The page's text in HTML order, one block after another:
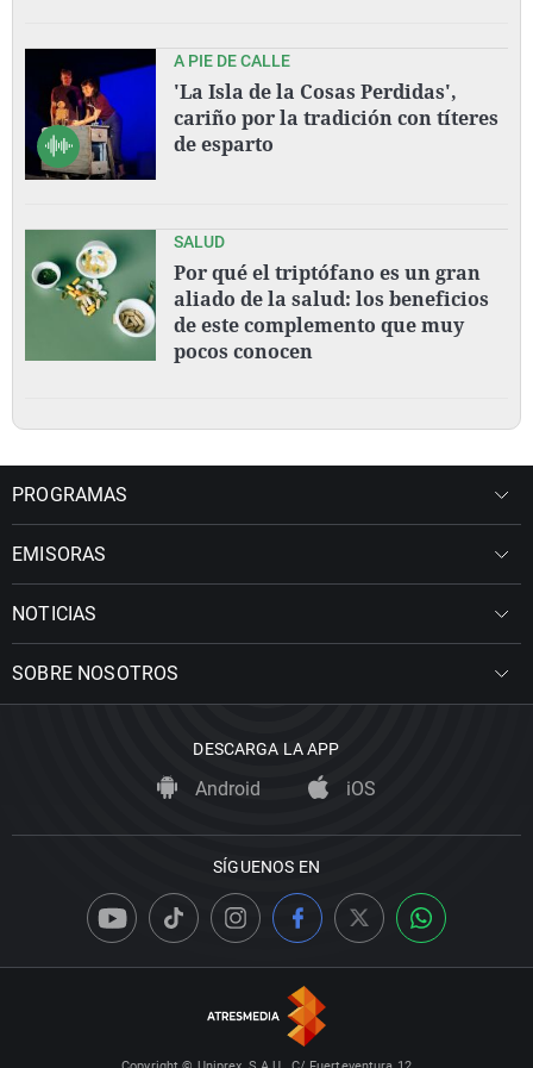
A PIE DE CALLE
'La Isla de la Cosas Perdidas',
cariño por la tradición con títeres
de esparto
SALUD
Por qué el triptófano es un gran
aliado de la salud: los beneficios
de este complemento que muy
pocos conocen
PROGRAMAS
EMISORAS
NOTICIAS
SOBRE NOSOTROS
DESCARGA LA APP
Android iOS
SÍGUENOS EN